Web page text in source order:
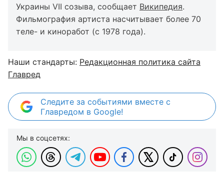
Украины VII созыва, сообщает Википедия.
Фильмография артиста насчитывает более 70
теле- и киноработ (с 1978 года).
Наши стандарты: Редакционная политика сайта
Главред
Следите за событиями вместе с
Главредом в Google!
Мы в соцсетях: